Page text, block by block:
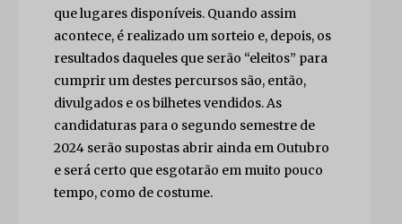
que lugares disponíveis. Quando assim
acontece, é realizado um sorteio e, depois, os
resultados daqueles que serão “eleitos” para
cumprir um destes percursos são, então,
divulgados e os bilhetes vendidos. As
candidaturas para o segundo semestre de
2024 serão supostas abrir ainda em Outubro
e será certo que esgotarão em muito pouco
tempo, como de costume.